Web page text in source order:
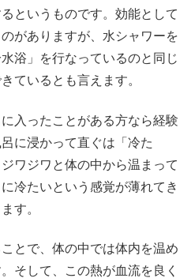
というものです。効能として
がありますが、水シャワーを
浴」を行なっているのと同じ
ているとも言えます。
入ったことがある方なら経験
に浸かって直ぐは「冷た
ワジワと体の中から温まって
冷たいという感覚が薄れてき
す。
とで、体の中では体内を温め
そして、この熱が血流を良く